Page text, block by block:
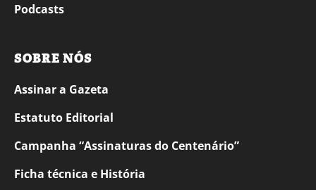
Podcasts
SOBRE NÓS
Assinar a Gazeta
Estatuto Editorial
Campanha “Assinaturas do Centenário”
Ficha técnica e História